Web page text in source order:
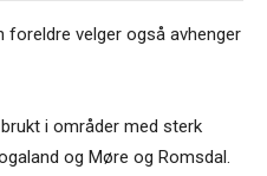
foreldre velger også avhenger
i områder med sterk
og Møre og Romsdal.